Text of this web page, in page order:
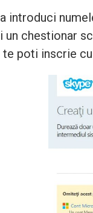
introduci
chestionar
te poti inscrie